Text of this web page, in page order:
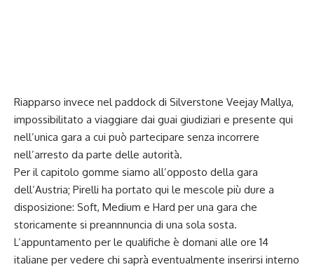
Riapparso invece nel paddock di Silverstone Veejay Mallya,
impossibilitato a viaggiare dai guai giudiziari e presente qui
nell’unica gara a cui può partecipare senza incorrere
nell’arresto da parte delle autorità.
Per il capitolo gomme siamo all’opposto della gara
dell’Austria; Pirelli ha portato qui le mescole più dure a
disposizione: Soft, Medium e Hard per una gara che
storicamente si preannnuncia di una sola sosta.
L’appuntamento per le qualifiche è domani alle ore 14
italiane per vedere chi saprà eventualmente inserirsi interno